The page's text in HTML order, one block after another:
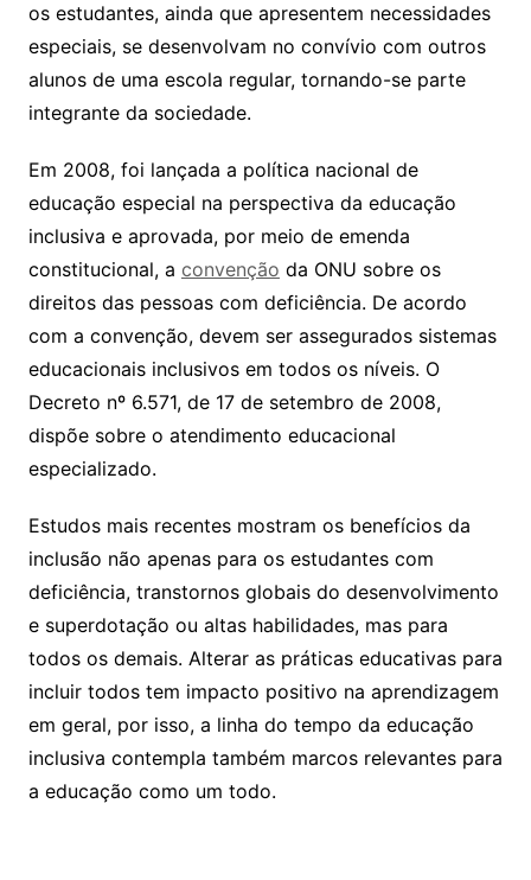
os estudantes, ainda que apresentem necessidades
especiais, se desenvolvam no convívio com outros
alunos de uma escola regular, tornando-se parte
integrante da sociedade.
Em 2008, foi lançada a política nacional de
educação especial na perspectiva da educação
inclusiva e aprovada, por meio de emenda
constitucional, a convenção da ONU sobre os
direitos das pessoas com deficiência. De acordo
com a convenção, devem ser assegurados sistemas
educacionais inclusivos em todos os níveis. O
Decreto nº 6.571, de 17 de setembro de 2008,
dispõe sobre o atendimento educacional
especializado.
Estudos mais recentes mostram os benefícios da
inclusão não apenas para os estudantes com
deficiência, transtornos globais do desenvolvimento
e superdotação ou altas habilidades, mas para
todos os demais. Alterar as práticas educativas para
incluir todos tem impacto positivo na aprendizagem
em geral, por isso, a linha do tempo da educação
inclusiva contempla também marcos relevantes para
a educação como um todo.